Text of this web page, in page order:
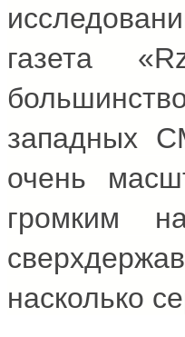
газета
западных
очень
громким
насколько